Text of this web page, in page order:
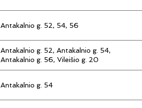
Antakalnio g. 52, 54, 56
Antakalnio g. 52, Antakalnio g. 54,
Antakalnio g. 56, Vileišio g. 20
Antakalnio g. 54